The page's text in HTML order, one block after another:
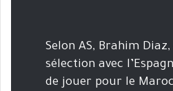
Selon AS, Brahim
sélection avec
de jouer pour le